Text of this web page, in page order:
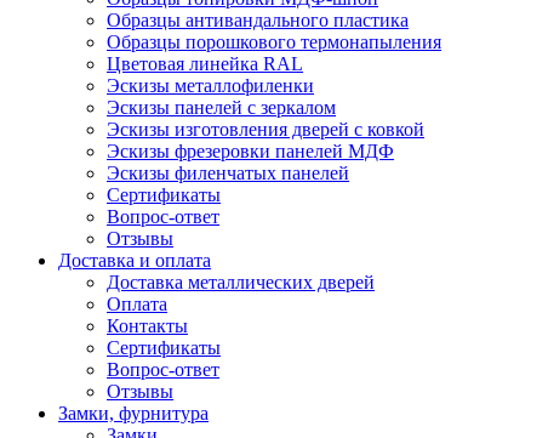
Образцы антивандального пластика
Образцы порошкового термонапыления
Цветовая линейка RAL
Эскизы металлофиленки
Эскизы панелей с зеркалом
Эскизы изготовления дверей с ковкой
Эскизы фрезеровки панелей МДФ
Эскизы филенчатых панелей
Сертификаты
Вопрос-ответ
Отзывы
Доставка и оплата
Доставка металлических дверей
Оплата
Контакты
Сертификаты
Вопрос-ответ
Отзывы
Замки, фурнитура